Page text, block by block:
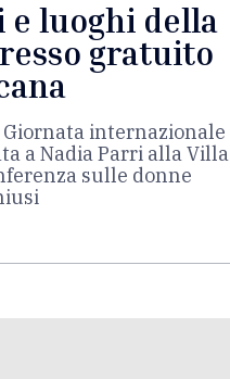
e luoghi della
gratuito
internazionale
a Nadia Parri alla Villa
sulle donne